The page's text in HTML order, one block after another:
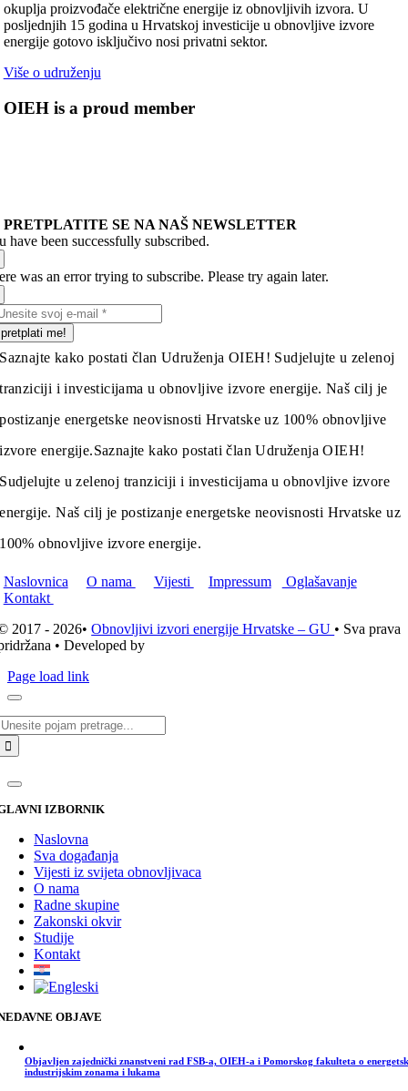
okuplja proizvođače električne energije iz obnovljivih izvora. U
posljednjih 15 godina u Hrvatskoj investicije u obnovljive izvore
energije gotovo isključivo nosi privatni sektor.
Više o udruženju
OIEH is a proud member
PRETPLATITE SE NA NAŠ NEWSLETTER
have been successfully subscribed.
was an error trying to subscribe. Please try again later.
pretplati me!
Saznajte kako postati član Udruženja OIEH! Sudjelujte u zelenoj
tranziciji i investicijama u obnovljive izvore energije. Naš cilj je
postizanje energetske neovisnosti Hrvatske uz 100% obnovljive
izvore energije.Saznajte kako postati član Udruženja OIEH!
Sudjelujte u zelenoj tranziciji i investicijama u obnovljive izvore
energije. Naš cilj je postizanje energetske neovisnosti Hrvatske uz
100% obnovljive izvore energije.
Naslovnica O nama Vijesti Impressum
Oglašavanje
Kontakt
2017 - 2026•Obnovljivi izvori energije Hrvatske – GU • Sva prava
• Developed by
Page load link
IZBORNIK
Naslovna
Sva događanja
Vijesti iz svijeta obnovljivaca
O nama
Radne skupine
Zakonski okvir
Studije
Kontakt
OBJAVE
Objavljen zajednički znanstveni rad FSB-a, OIEH-a i Pomorskog fakulteta o
industrijskim zonama i lukama